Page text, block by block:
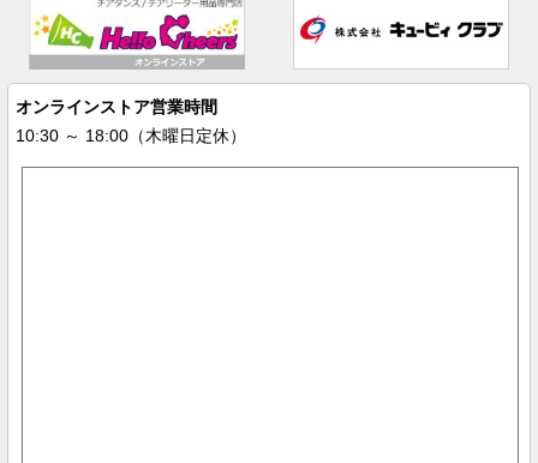
オンラインストア営業時間
10:30 ～ 18:00（木曜日定休）